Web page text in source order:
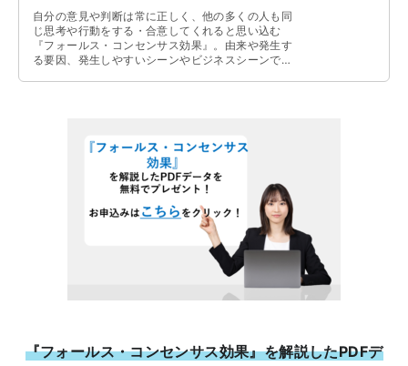
自分の意見や判断は常に正しく、他の多くの人も同
じ思考や行動をする・合意してくれると思い込む
『フォールス・コンセンサス効果』。由来や発生す
る要因、発生しやすいシーンやビジネスシーンで発
『フォールス・コンセンサス効果』を解説したPDFデ